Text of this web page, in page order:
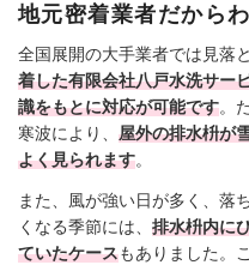
地元密着業者だから
全国展開の大手業者では見落
着した有限会社八戸水洗サー
識をもとに対応が可能です。
寒波により、 屋外の排水枡が
よく見られます。
また、風が強い日が多く、落
くなる季節には、 排水枡内に
ていたケースもありました。